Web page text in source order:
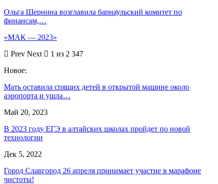
Ольга Шернина возглавила барнаульский комитет по
финансам,…
«МАК — 2023»
Prev Next
1 из 2 347
Новое:
Мать оставила спящих детей в открытой машине около
аэропорта и ушла…
Май 20, 2023
В 2023 году ЕГЭ в алтайских школах пройдет по новой
технологии
Дек 5, 2022
Город Славгород 26 апреля принимает участие в марафоне
чистоты!